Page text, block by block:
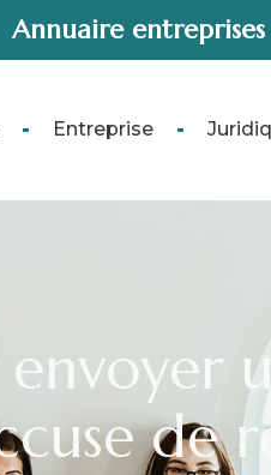
Annuaire entreprises
Entreprise
de